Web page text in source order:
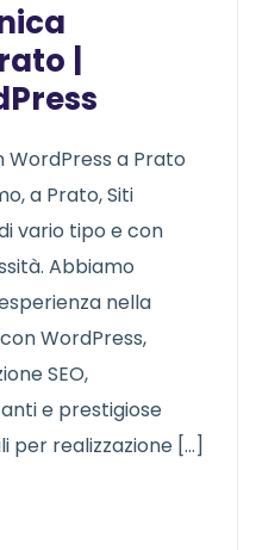
|
WordPress a Prato
a Prato, Siti
vario tipo e con
Abbiamo
nella
WordPress,
SEO,
e prestigiose
per realizzazione […]